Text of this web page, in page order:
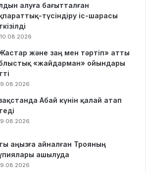
алуға бағытталған
түсіндіру іс-шарасы
10.08.2026
және заң мен тәртіп» атты
«жайдарман» ойындары
9.08.2026
Абай күнін қалай атап
9.08.2026
аңызға айналған Трояның
ашылуда
9.08.2026